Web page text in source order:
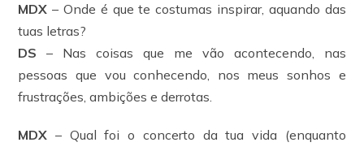
MDX – Onde é que te costumas inspirar, aquando das
tuas letras?
DS – Nas coisas que me vão acontecendo, nas
pessoas que vou conhecendo, nos meus sonhos e
frustrações, ambições e derrotas.
MDX – Qual foi o concerto da tua vida (enquanto